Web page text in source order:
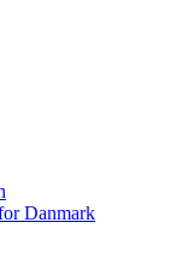
Danmark